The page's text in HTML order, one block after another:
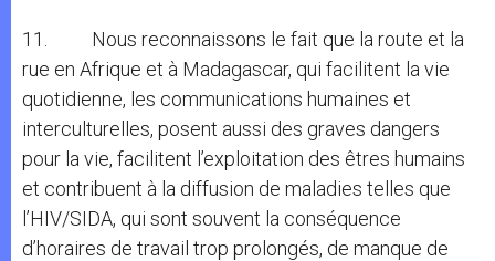
11. Nous reconnaissons le fait que la route et la
rue en Afrique et à Madagascar, qui facilitent la vie
quotidienne, les communications humaines et
interculturelles, posent aussi des graves dangers
pour la vie, facilitent l’exploitation des êtres humains
et contribuent à la diffusion de maladies telles que
l’HIV/SIDA, qui sont souvent la conséquence
d’horaires de travail trop prolongés, de manque de